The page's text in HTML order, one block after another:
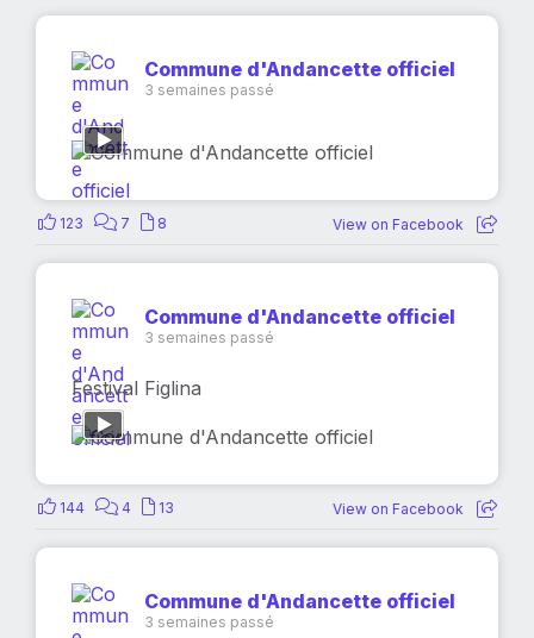
Commune d'Andancette officiel
3 semaines passé
123 7 8 View on Facebook
Commune d'Andancette officiel
3 semaines passé
Festival Figlina
144 4 13 View on Facebook
Commune d'Andancette officiel
3 semaines passé